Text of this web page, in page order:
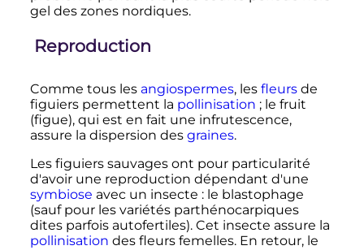
gel des zones nordiques.
Reproduction
Comme tous les angiospermes, les fleursde
figuiers permettent la pollinisation ; le fruit
(figue), qui est en fait une infrutescence,
assure la dispersion des graines.
Les figuiers sauvages ont pour particularité
d'avoir une reproduction dépendant d'une
symbiose avec un insecte : le blastophage
(sauf pour les variétés parthénocarpiques
dites parfois autofertiles). Cet insecte assure la
pollinisation des fleurs femelles. En retour, le